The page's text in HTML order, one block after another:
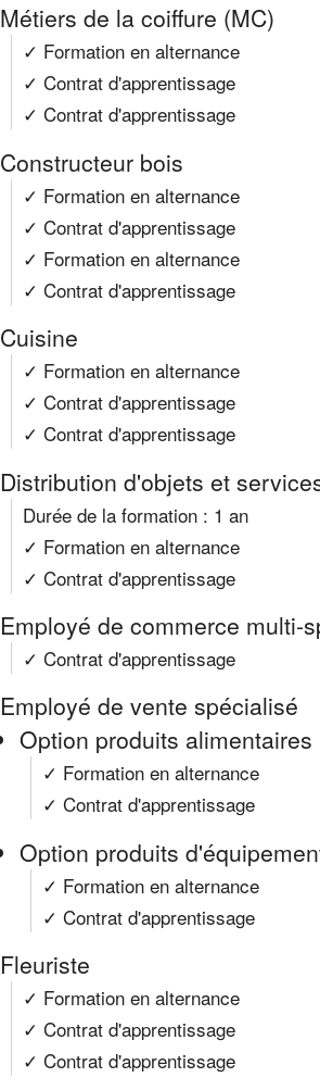
Métiers de la coiffure (MC)
✓ Formation en alternance
✓ Contrat d'apprentissage
✓ Contrat d'apprentissage
Constructeur bois
✓ Formation en alternance
✓ Contrat d'apprentissage
✓ Formation en alternance
✓ Contrat d'apprentissage
Cuisine
✓ Formation en alternance
✓ Contrat d'apprentissage
✓ Contrat d'apprentissage
Distribution d'objets et
Durée de la formation : 1 an
✓ Formation en alternance
✓ Contrat d'apprentissage
Employé de commerce multi-
✓ Contrat d'apprentissage
Employé de vente spécialisé
Option produits alimentaires
✓ Formation en alternance
✓ Contrat d'apprentissage
Option produits
✓ Formation en alternance
✓ Contrat d'apprentissage
Fleuriste
✓ Formation en alternance
✓ Contrat d'apprentissage
✓ Contrat d'apprentissage